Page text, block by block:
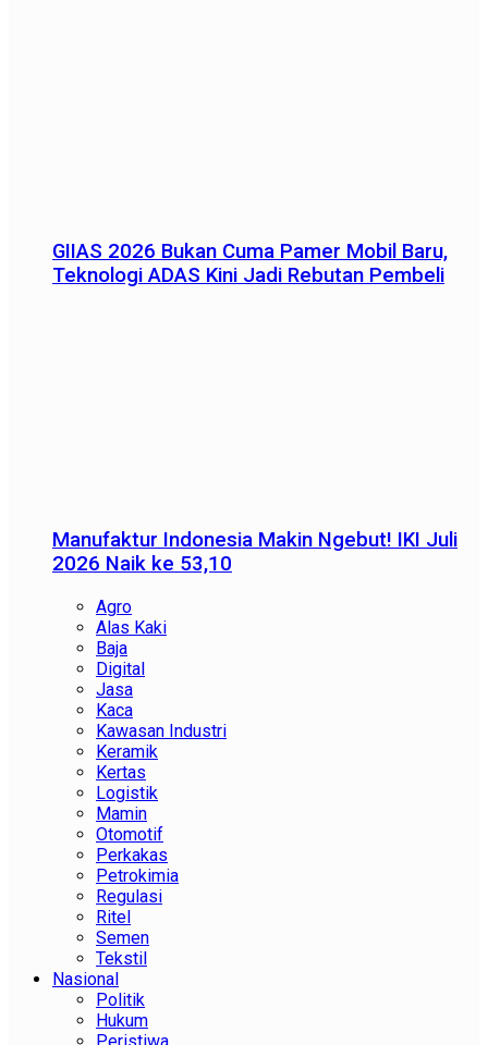
GIIAS 2026 Bukan Cuma Pamer Mobil Baru,
Teknologi ADAS Kini Jadi Rebutan Pembeli
Manufaktur Indonesia Makin Ngebut! IKI Juli
2026 Naik ke 53,10
Agro
Alas Kaki
Baja
Digital
Jasa
Kaca
Kawasan Industri
Keramik
Kertas
Logistik
Mamin
Otomotif
Perkakas
Petrokimia
Regulasi
Ritel
Semen
Tekstil
Nasional
Politik
Hukum